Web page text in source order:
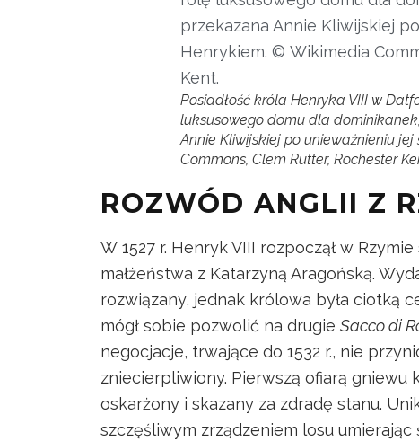
Posiadłość króla Henryka VIII w
luksusowego domu dla
Annie Kliwijskiej po unieważnieniu
Commons, Clem Rutter, Rochester
ROZWÓD ANGLII Z
W 1527 r. Henryk VIII rozpoczął w
małżeństwa z Katarzyną Aragońską.
rozwiązany, jednak królowa była ciotką
mógł sobie pozwolić na drugie Sacco di
negocjacje, trwające do 1532 r., nie
zniecierpliwiony. Pierwszą ofiarą gniewu
oskarżony i skazany za zdradę stanu.
szczęśliwym zrządzeniem losu